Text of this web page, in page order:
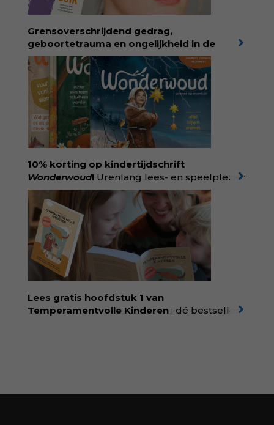
Grensoverschrijdend gedrag,
geboortetrauma en ongelijkheid in de
geboortezorg:in Baas in eigen buik verbindt
filosoof en vroedvrouw Rodante van der Waal
persoonlijke ervaringen aan structureel
onrecht en introduceert ze reproductieve
rechtvaardigheid als een collectieve, radicale
praktijk van zorg. Voor iedereen die wil
begrijpen wat er speelt rond vruchtbaarheid
en geboorte. Koop het boek via
singeluitgeverijen.nl/nijgh-van-
ditmar/boek/baas-in-eigen-buik
10% korting op kindertijdschrift
Wonderwoud! Urenlang lees- en speelplezier
voor dromers, doeners en denkers.
Wonderwoud is het ambachtelijk gemaakte
antwoord op alle snelle gooimaarweg-
boekjes en hapsnap-filmpjes. Het mooiste
kindertijdschrift van Nederland; met liefde en
kunde voor taal, beeld en tekeningen die
spat van elke pagina. Dat vóel je. Dat voelt je
kind. Abonneer via
wonderwoud.nl/abonneren**
korting met code:
KIIND10
Lees gratis hoofdstuk 1 van
Temperamentvolle Kinderen : dé bestseller